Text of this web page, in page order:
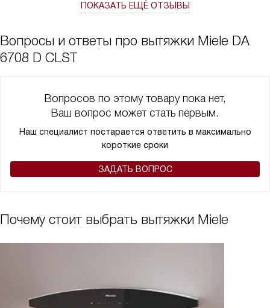
квадратов и ее хватает
ПОКАЗАТЬ ЕЩЁ ОТЗЫВЫ
Вопросы и ответы про вытяжки Miele DA
6708 D CLST
Вопросов по этому товару пока нет,
Ваш вопрос может стать первым.
Наш специалист постарается ответить в максимально
короткие сроки
ЗАДАТЬ ВОПРОС
Почему стоит выбрать вытяжки Miele